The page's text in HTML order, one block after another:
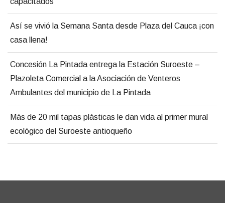
Así se vivió la Semana Santa desde Plaza del Cauca ¡con
casa llena!
Concesión La Pintada entrega la Estación Suroeste –
Plazoleta Comercial a la Asociación de Venteros
Ambulantes del municipio de La Pintada
Más de 20 mil tapas plásticas le dan vida al primer mural
ecológico del Suroeste antioqueño